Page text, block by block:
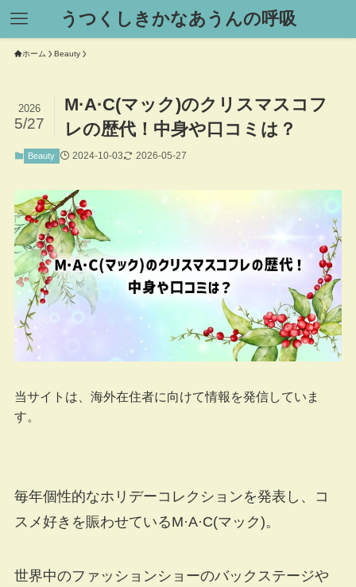
うつくしきかなあうんの呼吸
ホーム Beauty
M·A·C(マック)のクリスマスコフ
レの歴代！中身や口コミは？
2026
5/27
Beauty 2024-10-03 2026-05-27
当サイトは、海外在住者に向けて情報を発信していま
す。
毎年個性的なホリデーコレクションを発表し、コ
スメ好きを賑わせているM·A·C(マック)。
世界中のファッションショーのバックステージや